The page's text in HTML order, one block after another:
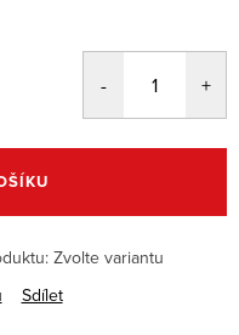
Zvolte variantu
Sdílet